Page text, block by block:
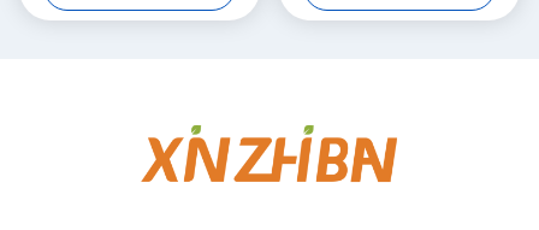
móveis
móveis de madeira